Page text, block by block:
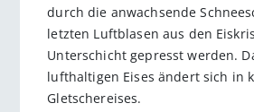
durch die anwachsende
letzten Luftblasen aus den
Unterschicht gepresst werden.
lufthaltigen Eises ändert sich in
Gletschereises.